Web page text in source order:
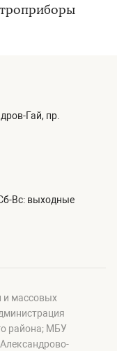
Гай, пр.
Вс: выходные
и массовых
района; МБУ